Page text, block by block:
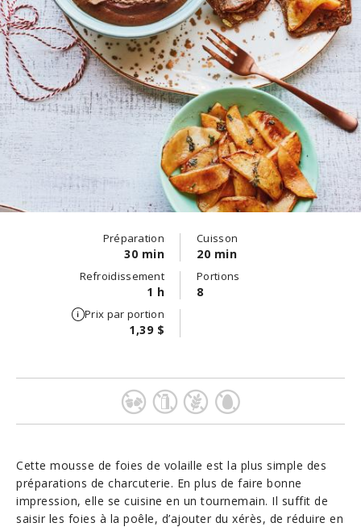
Préparation
30 min
Cuisson
20 min
Refroidissement
1 h
Portions
8
Prix par portion
1,39 $
Cette mousse de foies de volaille est la plus simple des
préparations de charcuterie. En plus de faire bonne
impression, elle se cuisine en un tournemain. Il suffit de
saisir les foies à la poêle, d’ajouter du xérès, de réduire en